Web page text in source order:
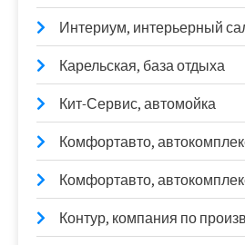
Интериум, интерьерный
Карельская, база отдыха
Кит-Сервис, автомойка
Комфортавто,
Комфортавто,
Контур, компания по